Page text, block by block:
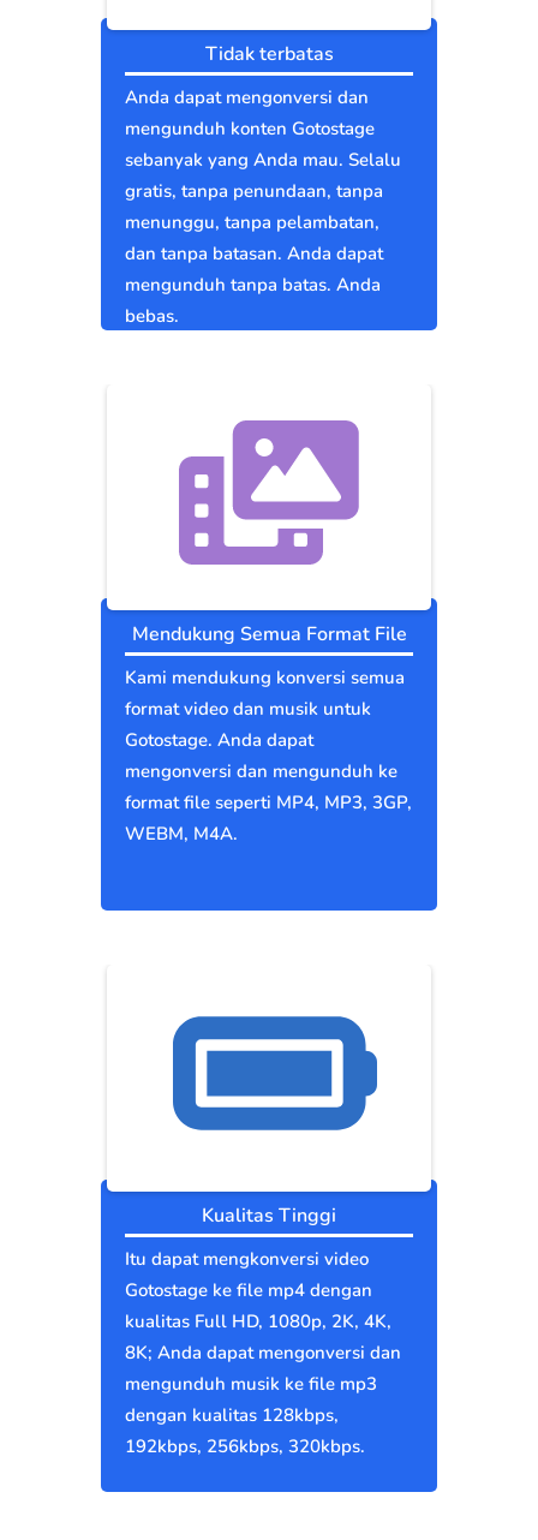
Tidak terbatas
Anda dapat mengonversi dan
mengunduh konten Gotostage
sebanyak yang Anda mau. Selalu
gratis, tanpa penundaan, tanpa
menunggu, tanpa pelambatan,
dan tanpa batasan. Anda dapat
mengunduh tanpa batas. Anda
bebas.
Mendukung Semua Format File
Kami mendukung konversi semua
format video dan musik untuk
Gotostage. Anda dapat
mengonversi dan mengunduh ke
format file seperti MP4, MP3, 3GP,
WEBM, M4A.
Kualitas Tinggi
Itu dapat mengkonversi video
Gotostage ke file mp4 dengan
kualitas Full HD, 1080p, 2K, 4K,
8K; Anda dapat mengonversi dan
mengunduh musik ke file mp3
dengan kualitas 128kbps,
192kbps, 256kbps, 320kbps.